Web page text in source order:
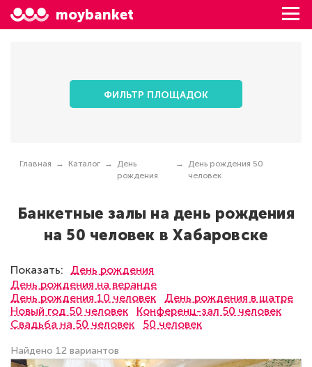
moybanket
ФИЛЬТР ПЛОЩАДОК
Главная Каталог
День
рождения
День рождения 50
человек
Банкетные залы на день рождения
на 50 человек в Хабаровске
Показать:
День рождения
День рождения на веранде
День рождения 10 человек
День рождения в шатре
Новый год 50 человек
Конференц-зал 50 человек
Свадьба на 50 человек
50 человек
Найдено 12 вариантов